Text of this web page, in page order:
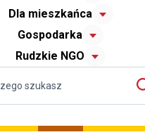
Dla mieszkańca
Gospodarka
Rudzkie NGO